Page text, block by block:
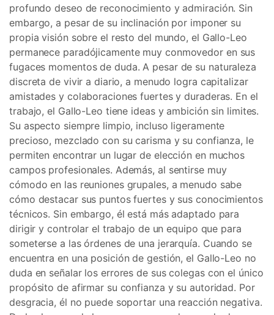
profundo deseo de reconocimiento y admiración. Sin
embargo, a pesar de su inclinación por imponer su
propia visión sobre el resto del mundo, el Gallo-Leo
permanece paradójicamente muy conmovedor en sus
fugaces momentos de duda. A pesar de su naturaleza
discreta de vivir a diario, a menudo logra capitalizar
amistades y colaboraciones fuertes y duraderas. En el
trabajo, el Gallo-Leo tiene ideas y ambición sin limites.
Su aspecto siempre limpio, incluso ligeramente
precioso, mezclado con su carisma y su confianza, le
permiten encontrar un lugar de elección en muchos
campos profesionales. Además, al sentirse muy
cómodo en las reuniones grupales, a menudo sabe
cómo destacar sus puntos fuertes y sus conocimientos
técnicos. Sin embargo, él está más adaptado para
dirigir y controlar el trabajo de un equipo que para
someterse a las órdenes de una jerarquía. Cuando se
encuentra en una posición de gestión, el Gallo-Leo no
duda en señalar los errores de sus colegas con el único
propósito de afirmar su confianza y su autoridad. Por
desgracia, él no puede soportar una reacción negativa.